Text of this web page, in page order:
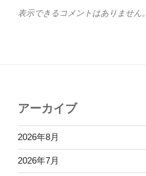
表示できるコメントはありません。
アーカイブ
2026年8月
2026年7月